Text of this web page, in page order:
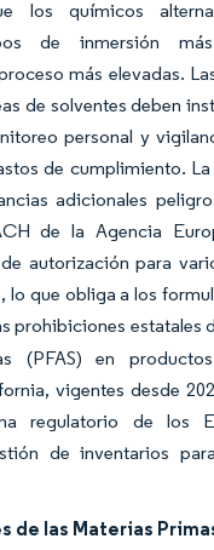
los químicos
de inmersión
más elevadas.
de solventes deben
personal y
de cumplimiento.
adicionales
de la Agencia
autorización para
que obliga a los
prohibiciones estatales
(PFAS) en
vigentes desde
regulatorio de los
de inventarios
de las Materias